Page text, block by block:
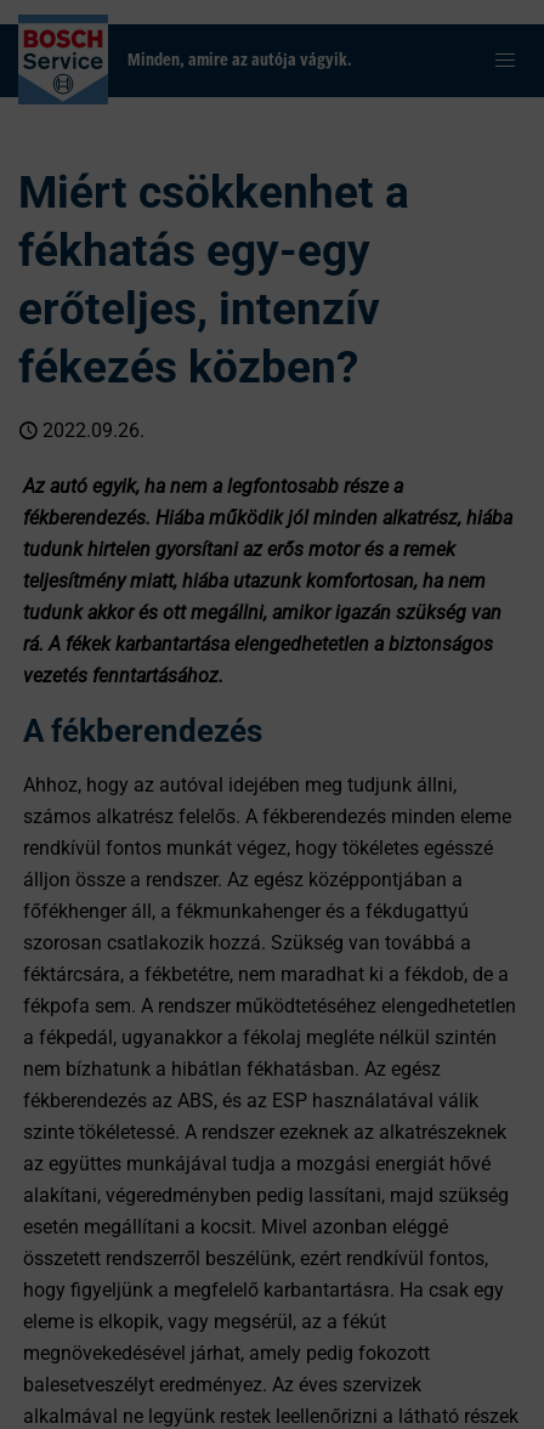
Minden, amire az autója vágyik.
Miért csökkenhet a
fékhatás egy-egy
erőteljes, intenzív
fékezés közben?
2022.09.26.
Az autó egyik, ha nem a legfontosabb része a
fékberendezés. Hiába működik jól minden alkatrész, hiába
tudunk hirtelen gyorsítani az erős motor és a remek
teljesítmény miatt, hiába utazunk komfortosan, ha nem
tudunk akkor és ott megállni, amikor igazán szükség van
rá. A fékek karbantartása elengedhetetlen a biztonságos
vezetés fenntartásához.
A fékberendezés
Ahhoz, hogy az autóval idejében meg tudjunk állni,
számos alkatrész felelős. A fékberendezés minden eleme
rendkívül fontos munkát végez, hogy tökéletes egésszé
álljon össze a rendszer. Az egész középpontjában a
főfékhenger áll, a fékmunkahenger és a fékdugattyú
szorosan csatlakozik hozzá. Szükség van továbbá a
féktárcsára, a fékbetétre, nem maradhat ki a fékdob, de a
fékpofa sem. A rendszer működtetéséhez elengedhetetlen
a fékpedál, ugyanakkor a fékolaj megléte nélkül szintén
nem bízhatunk a hibátlan fékhatásban. Az egész
fékberendezés az ABS, és az ESP használatával válik
szinte tökéletessé. A rendszer ezeknek az alkatrészeknek
az együttes munkájával tudja a mozgási energiát hővé
alakítani, végeredményben pedig lassítani, majd szükség
esetén megállítani a kocsit. Mivel azonban eléggé
összetett rendszerről beszélünk, ezért rendkívül fontos,
hogy figyeljünk a megfelelő karbantartásra. Ha csak egy
eleme is elkopik, vagy megsérül, az a fékút
megnövekedésével járhat, amely pedig fokozott
balesetveszélyt eredményez. Az éves szervizek
alkalmával ne legyünk restek leellenőrizni a látható részek